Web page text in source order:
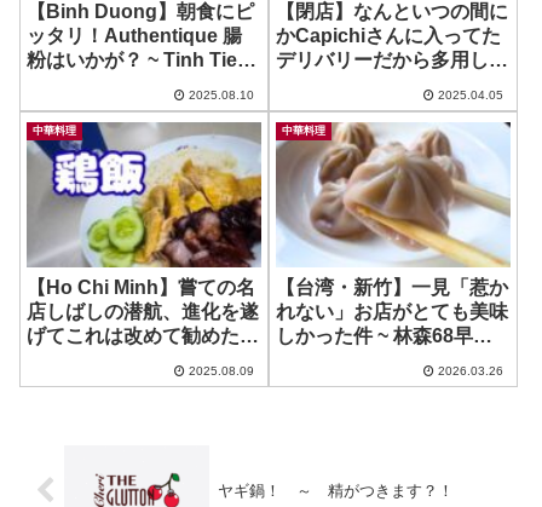
【Binh Duong】朝食にピ
ッタリ！Authentique 腸
粉はいかが？ ~ Tinh Tiem
2025.08.10
【閉店】なんといつの間に
かCapichiさんに入ってた
デリバリーだから多用した
2025.04.05
中華料理
【Ho Chi Minh】嘗ての名
店しばしの潜航、進化を遂
げてこれは改めて勧めたい
Nguyen 東源鶏飯
2025.08.09
中華料理
【台湾・新竹】一見「惹か
れない」お店がとても美味
しかった件 ~ 林森68早午
zaowucan
2026.03.26
ヤギ鍋！ ～ 精がつきます？！